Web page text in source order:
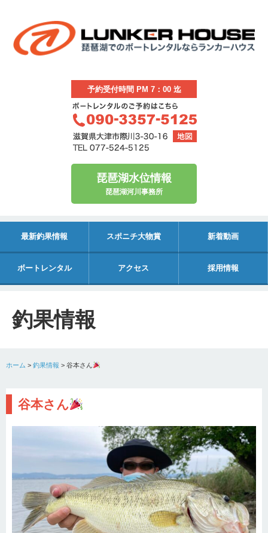
予約受付時間 PM 7：00 迄
琵琶湖水位情報
琵琶湖河川事務所
最新釣果情報 スポニチ大物賞 新着動画
ボートレンタル アクセス 採用情報
釣果情報
ホーム > 釣果情報 > 谷本さん
谷本さん